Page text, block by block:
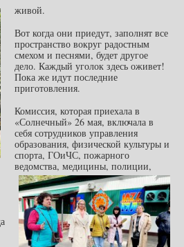
живой.
Вот когда они приедут, заполнят все
пространство вокруг радостным
смехом и песнями, будет другое
дело. Каждый уголок здесь оживет!
Пока же идут последние
приготовления.
Комиссия, которая приехала в
«Солнечный» 26 мая, включала в
себя сотрудников управления
образования, физической культуры и
спорта, ГОиЧС, пожарного
ведомства, медицины, полиции,